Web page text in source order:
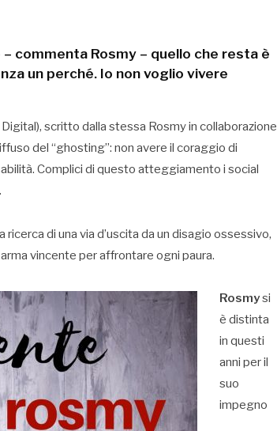
commenta Rosmy – quello che resta è
un perché. Io non voglio vivere
scritto dalla stessa Rosmy in collaborazione
del “ghosting”: non avere il coraggio di
Complici di questo atteggiamento i social
di una via d’uscita da un disagio ossessivo,
vincente per affrontare ogni paura.
Rosmysi
è distinta
in questi
anni per il
suo
impegno